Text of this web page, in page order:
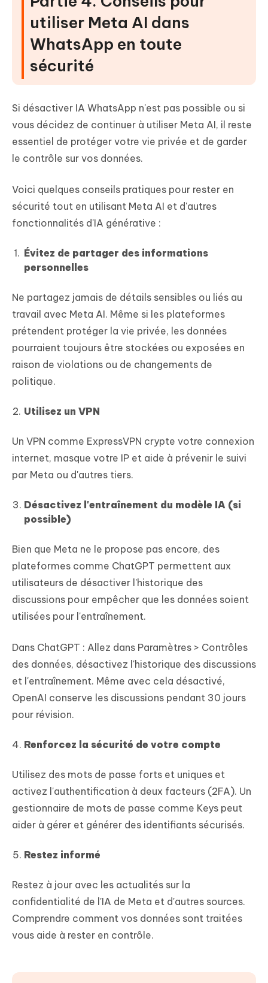
utiliser Meta AI dans
WhatsApp en toute
sécurité
Si désactiver IA WhatsApp n'est pas possible ou si
vous décidez de continuer à utiliser Meta AI, il reste
essentiel de protéger votre vie privée et de garder
le contrôle sur vos données.
Voici quelques conseils pratiques pour rester en
sécurité tout en utilisant Meta AI et d'autres
fonctionnalités d'IA générative :
Évitez de partager des informations
personnelles
Ne partagez jamais de détails sensibles ou liés au
travail avec Meta AI. Même si les plateformes
prétendent protéger la vie privée, les données
pourraient toujours être stockées ou exposées en
raison de violations ou de changements de
politique.
Utilisez un VPN
Un VPN comme ExpressVPN crypte votre connexion
internet, masque votre IP et aide à prévenir le suivi
par Meta ou d'autres tiers.
Désactivez l'entraînement du modèle IA (si
possible)
Bien que Meta ne le propose pas encore, des
plateformes comme ChatGPT permettent aux
utilisateurs de désactiver l'historique des
discussions pour empêcher que les données soient
utilisées pour l'entraînement.
Dans ChatGPT : Allez dans Paramètres > Contrôles
des données, désactivez l'historique des discussions
et l'entraînement. Même avec cela désactivé,
OpenAI conserve les discussions pendant 30 jours
pour révision.
Renforcez la sécurité de votre compte
Utilisez des mots de passe forts et uniques et
activez l'authentification à deux facteurs (2FA). Un
gestionnaire de mots de passe comme Keys peut
aider à gérer et générer des identifiants sécurisés.
Restez informé
Restez à jour avec les actualités sur la
confidentialité de l'IA de Meta et d'autres sources.
Comprendre comment vos données sont traitées
vous aide à rester en contrôle.